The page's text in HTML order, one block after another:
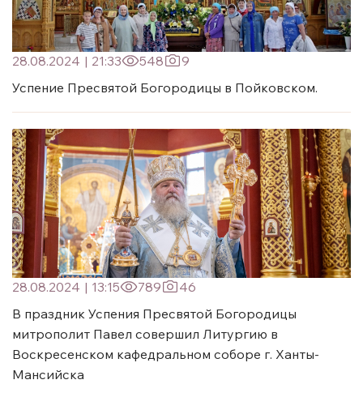
28.08.2024 | 21:33 548
9
Успение Пресвятой Богородицы в Пойковском.
28.08.2024 | 13:15 789
46
В праздник Успения Пресвятой Богородицы
митрополит Павел совершил Литургию в
Воскресенском кафедральном соборе г. Ханты-
Мансийска